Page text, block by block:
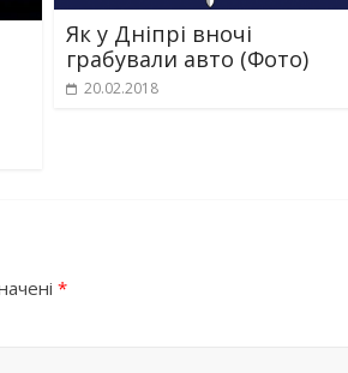
Як у Дніпрі вночі
грабували авто (Фото)
20.02.2018
*